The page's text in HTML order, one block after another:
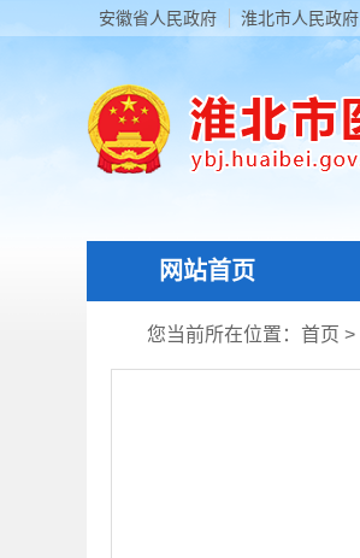
安徽省人民政府 淮北市人民政府
网站首页
您当前所在位置： 首页 >